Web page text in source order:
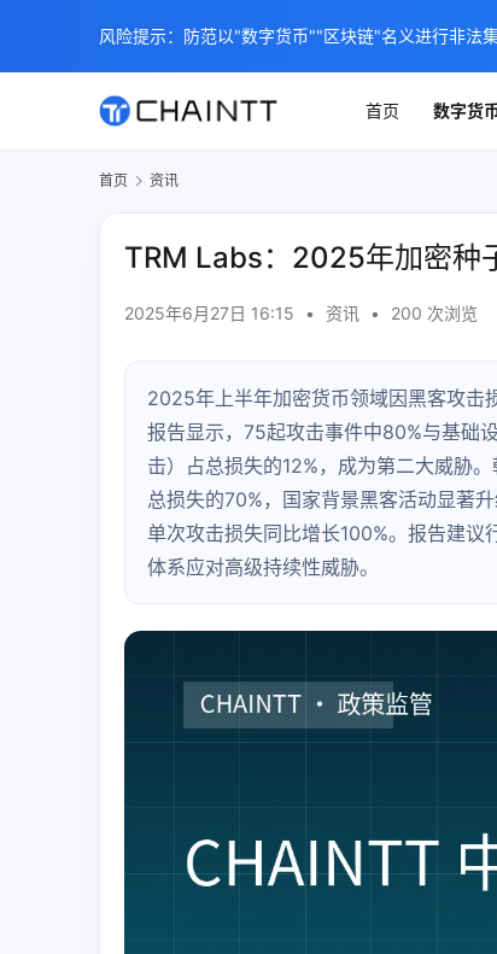
首页 数字货
首页 资讯
TRM Labs：2025年加密种
2025年6月27日 16:15 • 资讯 • 200 次浏览
2025年上半年加密货币领域因黑客攻击
报告显示，75起攻击事件中80%与基础
击）占总损失的12%，成为第二大威胁
总损失的70%，国家背景黑客活动显著
单次攻击损失同比增长100%。报告建
体系应对高级持续性威胁。
风险提示：防范以"数字货币""区块链"名义进行非法